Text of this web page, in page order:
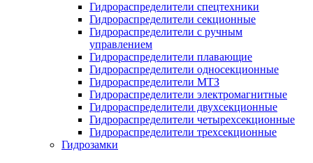
Гидрораспределители спецтехники
Гидрораспределители секционные
Гидрораспределители с ручным
управлением
Гидрораспределители плавающие
Гидрораспределители односекционные
Гидрораспределители МТЗ
Гидрораспределители электромагнитные
Гидрораспределители двухсекционные
Гидрораспределители четырехсекционные
Гидрораспределители трехсекционные
Гидрозамки